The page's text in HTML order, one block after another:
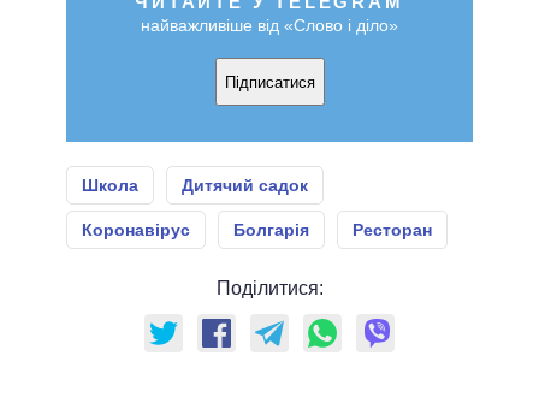
найважливіше від «Слово і діло»
Підписатися
Школа Дитячий садок
Коронавірус Болгарія Ресторан
Поділитися: